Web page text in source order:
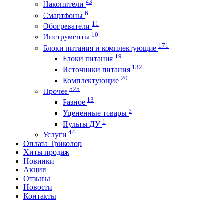
Накопители 43
Смартфоны 6
Обогреватели 11
Инструменты 10
Блоки питания и комплектующие 171
Блоки питания 19
Источники питания 132
Комплектующие 20
Прочее 525
Разное 13
Уцененные товары 3
Пульты ДУ 1
Услуги 44
Оплата Триколор
Хиты продаж
Новинки
Акции
Отзывы
Новости
Контакты